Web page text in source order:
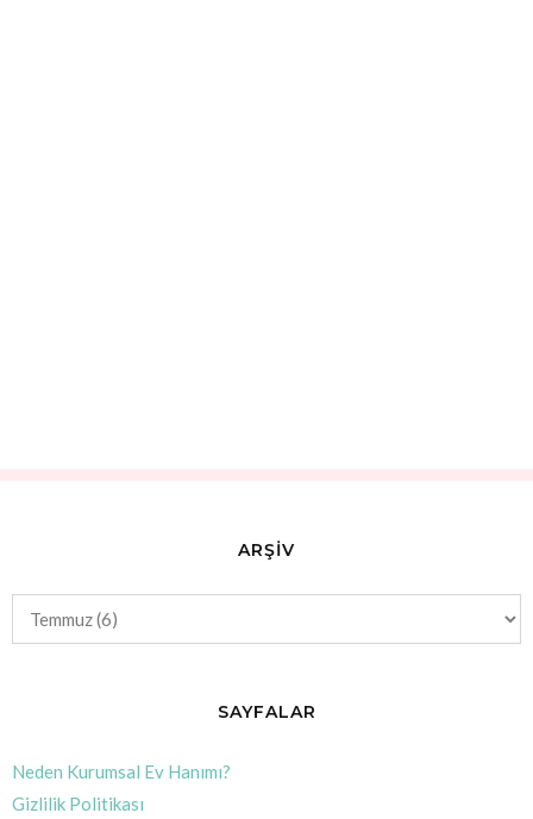
ARŞİV
SAYFALAR
Neden Kurumsal Ev Hanımı?
Gizlilik Politikası